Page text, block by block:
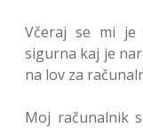
Včeraj se mi je
sigurna kaj je
na lov za
Moj računalnik